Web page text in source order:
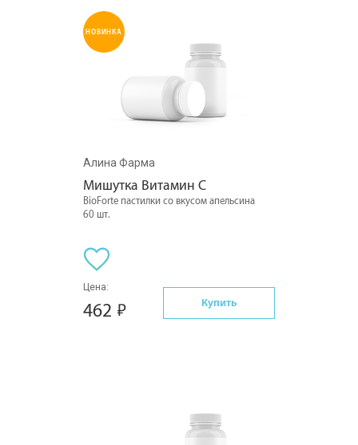
НОВИНКА
Алина Фарма
Мишутка Витамин С
BioForte пастилки со вкусом апельсина
60 шт.
Цена:
462 Купить